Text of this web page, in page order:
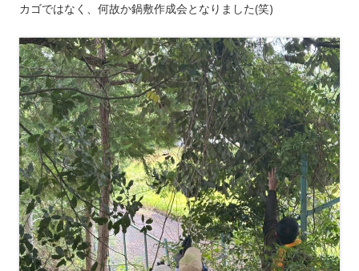
カゴではなく、何故か鍋敷作成会となりました(笑)